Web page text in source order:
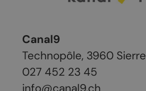
Canal9
Technopôle, 3960 Sierre
027 452 23 45